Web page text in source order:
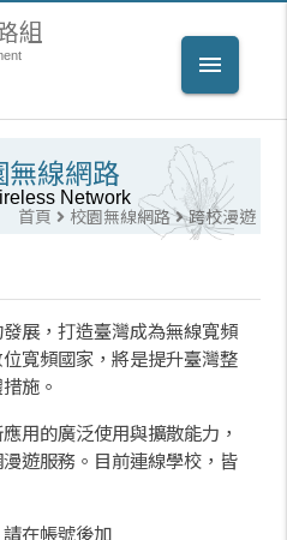
組
menu
無線網路
Network
首頁 校園無線網路 跨校漫遊
展，打造臺灣成為無線寬頻
寬頻國家，將是提升臺灣整
施。
用的廣泛使用與擴散能力，
遊服務。目前連線學校，皆
在帳號後加